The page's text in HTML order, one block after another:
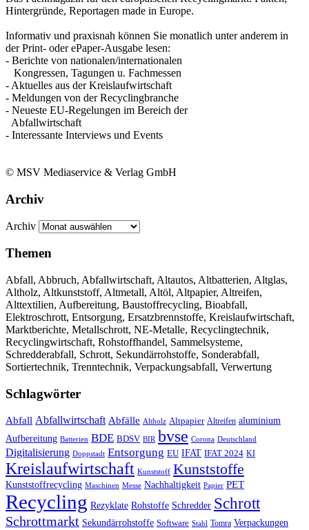
Hintergründe, Reportagen made in Europe.
Informativ und praxisnah können Sie monatlich unter anderem in
der Print- oder ePaper-Ausgabe lesen:
- Berichte von nationalen/internationalen
Kongressen, Tagungen u. Fachmessen
- Aktuelles aus der Kreislaufwirtschaft
- Meldungen von der Recyclingbranche
- Neueste EU-Regelungen im Bereich der
Abfallwirtschaft
- Interessante Interviews und Events
© MSV Mediaservice & Verlag GmbH
Archiv
Archiv
Themen
Abfall, Abbruch, Abfallwirtschaft, Altautos, Altbatterien, Altglas,
Altholz, Altkunststoff, Altmetall, Altöl, Altpapier, Altreifen,
Alttextilien, Aufbereitung, Baustoffrecycling, Bioabfall,
Elektroschrott, Entsorgung, Ersatzbrennstoffe, Kreislaufwirtschaft,
Marktberichte, Metallschrott, NE-Metalle, Recyclingtechnik,
Recyclingwirtschaft, Rohstoffhandel, Sammelsysteme,
Schredderabfall, Schrott, Sekundärrohstoffe, Sonderabfall,
Sortiertechnik, Trenntechnik, Verpackungsabfall, Verwertung
Schlagwörter
Abfall Abfallwirtschaft Abfälle Altholz Altpapier Altreifen aluminium
Aufbereitung Batterien BDE BDSV BIR bvse Corona Deutschland
Digitalisierung Doppstadt Entsorgung EU IFAT IFAT 2024 KI
Kreislaufwirtschaft Kunststoff Kunststoffe
Kunststoffrecycling Maschinen Messe Nachhaltigkeit Papier PET
Recycling Rezyklate Rohstoffe Schredder Schrott
Schrottmarkt Sekundärrohstoffe Software Stahl Tomra Verpackungen